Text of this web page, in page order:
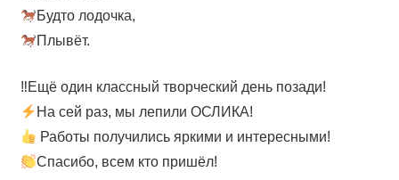
Будто лодочка,
Плывёт.
‼Ещё один классный творческий день позади!
На сей раз, мы лепили ОСЛИКА!
Работы получились яркими и интересными!
Спасибо, всем кто пришёл!